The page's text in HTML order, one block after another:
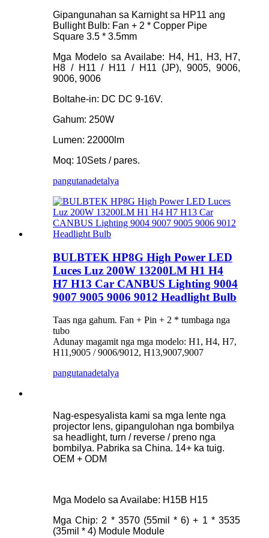
Gipangunahan sa Karnight sa HP11 ang
Bullight Bulb: Fan + 2 * Copper Pipe
Square 3.5 * 3.5mm
Mga Modelo sa Availabe: H4, H1, H3, H7,
H8 / H11 / H11 / H11 (JP), 9005, 9006,
9006, 9006
Boltahe-in: DC DC 9-16V.
Gahum: 250W
Lumen: 22000lm
Moq: 10Sets / pares.
pangutanadetalya
BULBTEK HP8G High Power LED
Luces Luz 200W 13200LM H1 H4
H7 H13 Car CANBUS Lighting 9004
9007 9005 9006 9012 Headlight Bulb
Taas nga gahum. Fan + Pin + 2 * tumbaga nga
tubo
Adunay magamit nga mga modelo: H1, H4, H7,
H11,9005 / 9006/9012, H13,9007,9007
pangutanadetalya
Nag-espesyalista kami sa mga lente nga
projector lens, gipangulohan nga bombilya
sa headlight, turn / reverse / preno nga
bombilya. Pabrika sa China. 14+ ka tuig.
OEM + ODM
Mga Modelo sa Availabe: H15B H15
Mga Chip: 2 * 3570 (55mil * 6) + 1 * 3535
(35mil * 4) Module Module